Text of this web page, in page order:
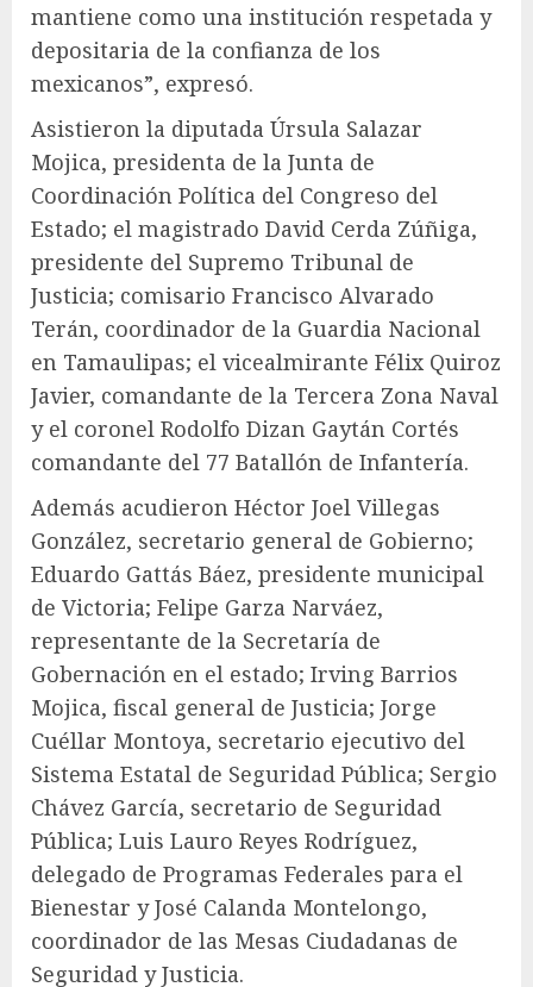
mantiene como una institución respetada y
depositaria de la confianza de los
mexicanos”, expresó.
Asistieron la diputada Úrsula Salazar
Mojica, presidenta de la Junta de
Coordinación Política del Congreso del
Estado; el magistrado David Cerda Zúñiga,
presidente del Supremo Tribunal de
Justicia; comisario Francisco Alvarado
Terán, coordinador de la Guardia Nacional
en Tamaulipas; el vicealmirante Félix Quiroz
Javier, comandante de la Tercera Zona Naval
y el coronel Rodolfo Dizan Gaytán Cortés
comandante del 77 Batallón de Infantería.
Además acudieron Héctor Joel Villegas
González, secretario general de Gobierno;
Eduardo Gattás Báez, presidente municipal
de Victoria; Felipe Garza Narváez,
representante de la Secretaría de
Gobernación en el estado; Irving Barrios
Mojica, fiscal general de Justicia; Jorge
Cuéllar Montoya, secretario ejecutivo del
Sistema Estatal de Seguridad Pública; Sergio
Chávez García, secretario de Seguridad
Pública; Luis Lauro Reyes Rodríguez,
delegado de Programas Federales para el
Bienestar y José Calanda Montelongo,
coordinador de las Mesas Ciudadanas de
Seguridad y Justicia.